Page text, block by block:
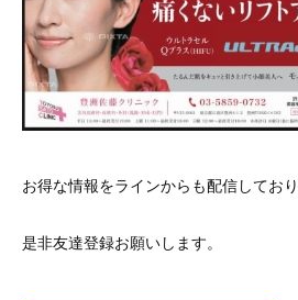
お得な情報をラインからも配信しており
是非友達登録お願いします。